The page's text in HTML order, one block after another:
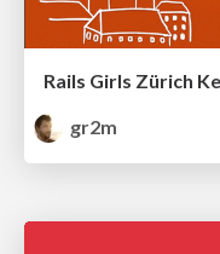
Rails Girls Zürich
gr2m